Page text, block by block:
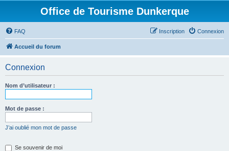
Office de Tourisme Dunkerque
FAQ Connexion
Inscription
Accueil du forum
Connexion
Nom d’utilisateur :
Mot de passe :
J’ai oublié mon mot de passe
Se souvenir de moi